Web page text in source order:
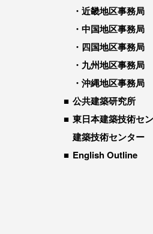
近畿地区事務局
中国地区事務局
四国地区事務局
九州地区事務局
沖縄地区事務局
公共建築研究所
東日本建築技術セ
建築技術センター
English Outline